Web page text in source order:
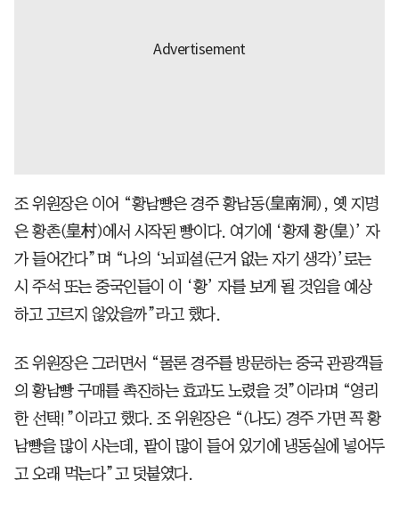
조 위원장은 이어 “황남빵은 경주 황남동(皇南洞), 옛 지명
은 황촌(皇村)에서 시작된 빵이다. 여기에 ‘황제 황(皇)’ 자
가 들어간다”며 “나의 ‘뇌피셜(근거 없는 자기 생각)’로는
시 주석 또는 중국인들이 이 ‘황’ 자를 보게 될 것임을 예상
하고 고르지 않았을까”라고 했다.
조 위원장은 그러면서 “물론 경주를 방문하는 중국 관광객들
의 황남빵 구매를 촉진하는 효과도 노렸을 것”이라며 “영리
한 선택!”이라고 했다. 조 위원장은 “(나도) 경주 가면 꼭 황
남빵을 많이 사는데, 팥이 많이 들어 있기에 냉동실에 넣어두
고 오래 먹는다”고 덧붙였다.